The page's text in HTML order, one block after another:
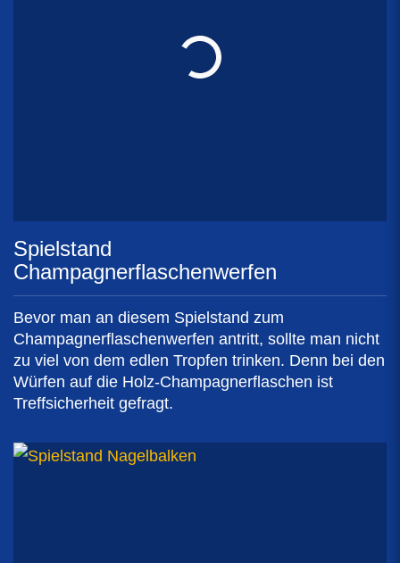
Spielstand
Champagnerflaschenwerfen
Bevor man an diesem Spielstand zum
Champagnerflaschenwerfen antritt, sollte man nicht
zu viel von dem edlen Tropfen trinken. Denn bei den
Würfen auf die Holz-Champagnerflaschen ist
Treffsicherheit gefragt.